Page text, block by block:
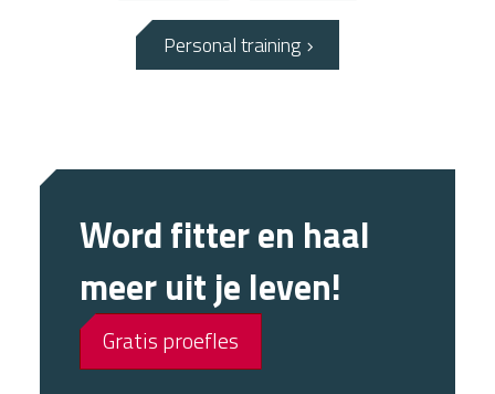
Personal training
Word fitter en haal
meer uit je leven!
Gratis proefles